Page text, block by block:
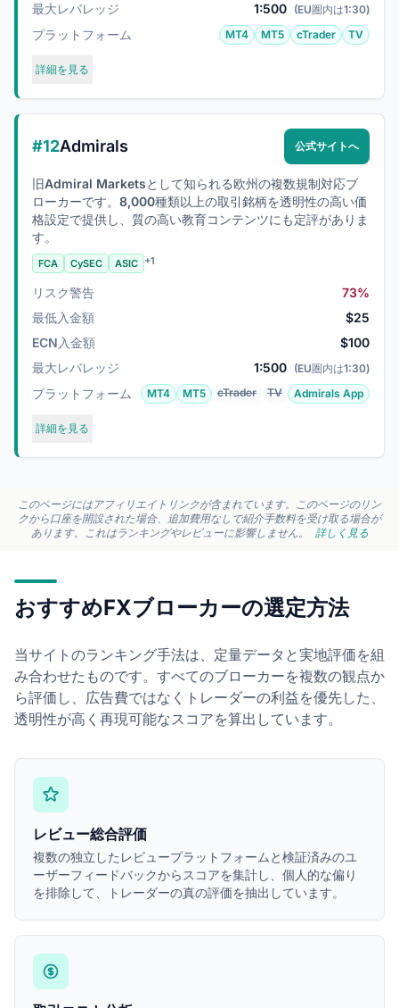
最大レバレッジ
1:500 (EU圏内は1:30)
プラットフォーム MT4 MT5 cTrader TV
詳細を見る
#12Admirals 公式サイトへ
旧Admiral Marketsとして知られる欧州の複数規制対応ブ
ローカーです。8,000種類以上の取引銘柄を透明性の高い価
格設定で提供し、質の高い教育コンテンツにも定評がありま
す。
FCA CySEC ASIC +1
リスク警告
73%
最低入金額
$25
ECN入金額
$100
最大レバレッジ
1:500 (EU圏内は1:30)
プラットフォーム MT4 MT5 cTrader TV Admirals App
詳細を見る
このページにはアフィリエイトリンクが含まれています。このページのリン
クから口座を開設された場合、追加費用なしで紹介手数料を受け取る場合が
あります。これはランキングやレビューに影響しません。
詳しく見る
おすすめFXブローカーの選定方法
当サイトのランキング手法は、定量データと実地評価を組
み合わせたものです。すべてのブローカーを複数の観点か
ら評価し、広告費ではなくトレーダーの利益を優先した、
透明性が高く再現可能なスコアを算出しています。
レビュー総合評価
複数の独立したレビュープラットフォームと検証済みのユ
ーザーフィードバックからスコアを集計し、個人的な偏り
を排除して、トレーダーの真の評価を抽出しています。